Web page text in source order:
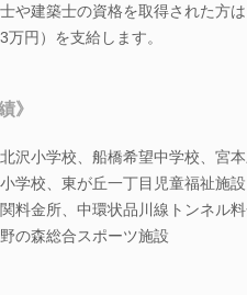
や建築士の資格を取得された方は
万円）を支給します。
》
沢小学校、船橋希望中学校、宮
学校、東が丘一丁目児童福祉施設
料金所、中環状品川線トンネル
の森総合スポーツ施設